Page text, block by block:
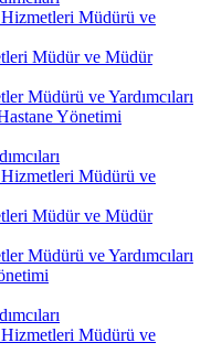
Hizmetleri Müdürü ve
Müdür ve Müdür
Müdürü ve Yardımcıları
Yönetimi
Hizmetleri Müdürü ve
Müdür ve Müdür
Müdürü ve Yardımcıları
Hizmetleri Müdürü ve